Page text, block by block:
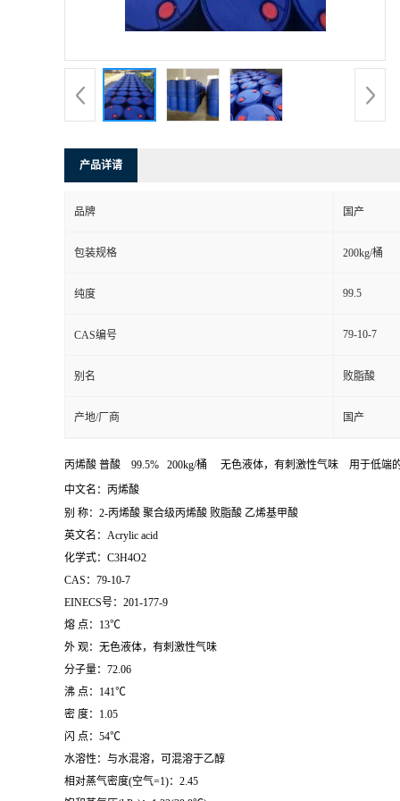
产品详请
品牌 国产
包装规格 200kg/桶
纯度 99.5
CAS编号 79-10-7
别名 败脂酸
产地/厂商 国产
丙烯酸 普酸 99.5% 200kg/桶 无色液体，有刺激性气味 用于低端的
中文名：丙烯酸
别 称：2-丙烯酸 聚合级丙烯酸 败脂酸 乙烯基甲酸
英文名：Acrylic acid
化学式：C3H4O2
CAS：79-10-7
EINECS号：201-177-9
熔 点：13℃
外 观：无色液体，有刺激性气味
分子量：72.06
沸 点：141℃
密 度：1.05
闪 点：54℃
水溶性：与水混溶，可混溶于乙醇
相对蒸气密度(空气=1)：2.45